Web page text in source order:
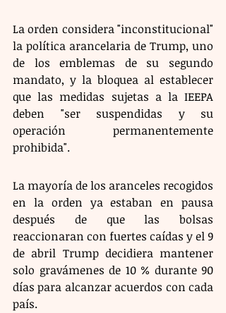
La orden considera "inconstitucional"
la política arancelaria de Trump, uno
de los emblemas de su segundo
mandato, y la bloquea al establecer
que las medidas sujetas a la IEEPA
deben "ser suspendidas y su
operación permanentemente
prohibida".
La mayoría de los aranceles recogidos
en la orden ya estaban en pausa
después de que las bolsas
reaccionaran con fuertes caídas y el 9
de abril Trump decidiera mantener
solo gravámenes de 10 % durante 90
días para alcanzar acuerdos con cada
país.